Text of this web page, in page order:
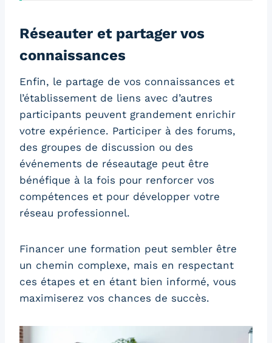
Réseauter et partager vos
connaissances
Enfin, le partage de vos connaissances et
l’établissement de liens avec d’autres
participants peuvent grandement enrichir
votre expérience. Participer à des forums,
des groupes de discussion ou des
événements de réseautage peut être
bénéfique à la fois pour renforcer vos
compétences et pour développer votre
réseau professionnel.
Financer une formation peut sembler être
un chemin complexe, mais en respectant
ces étapes et en étant bien informé, vous
maximiserez vos chances de succès.